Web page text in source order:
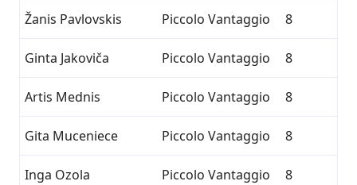
Žanis Pavlovskis Piccolo Vantaggio 8
Ginta Jakoviča Piccolo Vantaggio 8
Artis Mednis Piccolo Vantaggio 8
Gita Muceniece Piccolo Vantaggio 8
Inga Ozola Piccolo Vantaggio 8